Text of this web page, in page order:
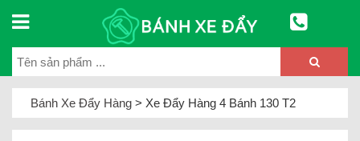
Bánh Xe Đẩy Hàng > Xe Đẩy Hàng 4 Bánh 130 T2